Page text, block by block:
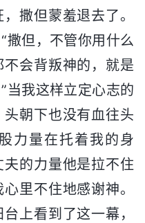
撒但蒙羞退去了。
撒但，不管你用什么
会背叛神的，就是
当我这样立定心志的
朝下也没有血往头
力量在托着我的身
的力量他是拉不住
里不住地感谢神。
上看到了这一幕，